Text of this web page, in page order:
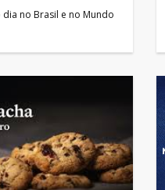
no Brasil e no Mundo